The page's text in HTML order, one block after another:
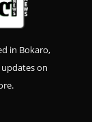
in Bokaro,
on